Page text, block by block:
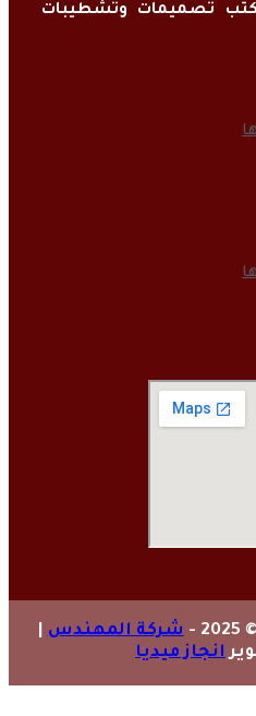
تصميمات وتشطيبات
- شركة المهندس|
انجاز ميديا